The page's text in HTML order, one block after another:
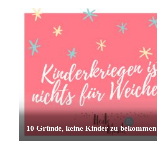
10 Gründe, keine Kinder zu bekommen